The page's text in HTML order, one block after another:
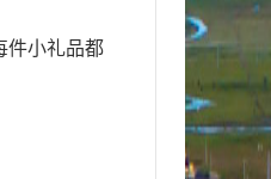
件小礼品都